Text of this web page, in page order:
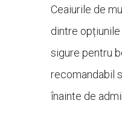
Ceaiurile de
dintre
sigure pentru
recomandabil
înainte de